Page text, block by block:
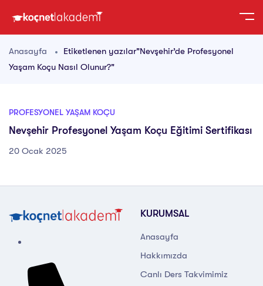
Anasayfa
Etiketlenen yazılar"Nevşehir’de Profesyonel
Yaşam Koçu Nasıl Olunur?"
PROFESYONEL YAŞAM KOÇU
Nevşehir Profesyonel Yaşam Koçu Eğitimi Sertifikası
20 Ocak 2025
KURUMSAL
Anasayfa
Hakkımızda
Canlı Ders Takvimimiz